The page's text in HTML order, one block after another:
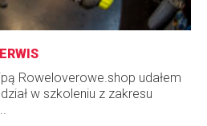
Roweloverowe.shop udałem
w szkoleniu z zakresu